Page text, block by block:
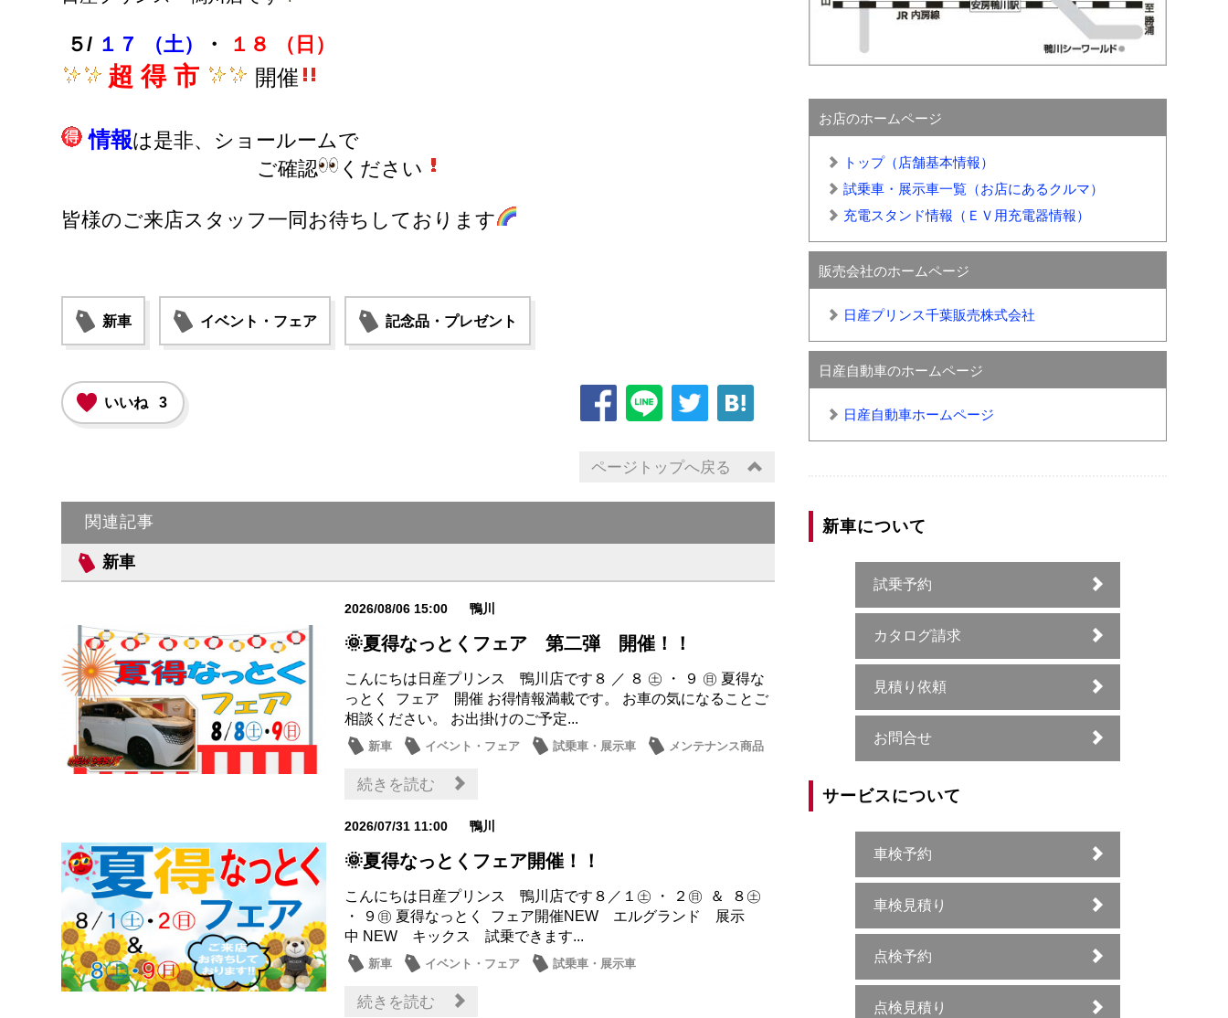
５/ １７ （土） ・ １８ （日）
超 得 市 開催
情報は是非、ショールームで
ご確認
ください
皆様のご来店スタッフ一同お待ちしております
新車 イベント・フェア 記念品・プレゼント
いいね 3
ページトップへ戻る
関連記事
新車
2026/08/06 15:00 鴨川
🌞夏得なっとくフェア 第二弾 開催！！
こんにちは日産プリンス 鴨川店です８ ／ ８ ㊏ ・ ９ ㊐ 夏得な
っとく フェア 開催 お得情報満載です。 お車の気になることご
相談ください。 お出掛けのご予定...
新車 イベント・フェア 試乗車・展示車
メンテナンス商品
続きを読む
2026/07/31 11:00 鴨川
🌞夏得なっとくフェア開催！！
こんにちは日産プリンス 鴨川店です８／１㊏ ・ ２㊐ ＆ ８㊏
・ ９㊐ 夏得なっとく フェア開催NEW エルグランド 展示
中 NEW キックス 試乗できます...
新車 イベント・フェア 試乗車・展示車
続きを読む
お店のホームページ
トップ（店舗基本情報）
試乗車・展示車一覧（お店にあるクルマ）
充電スタンド情報（ＥＶ用充電器情報）
販売会社のホームページ
日産プリンス千葉販売株式会社
日産自動車のホームページ
日産自動車ホームページ
新車について
試乗予約
カタログ請求
見積り依頼
お問合せ
サービスについて
車検予約
車検見積り
点検予約
点検見積り